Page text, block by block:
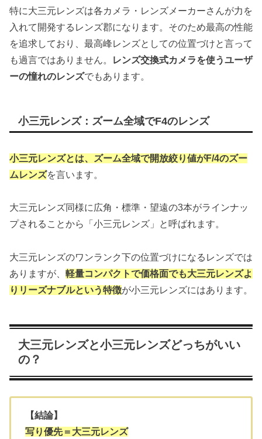
特に大三元レンズは各カメラ・レンズメーカーさんが力を
入れて開発するレンズ郡になります。そのため最高の性能
を追求しており、最高峰レンズとしての位置づけと言って
も過言ではありません。
レンズ交換式カメラを使うユーザ
ーの憧れのレンズでもあります。
小三元レンズ：ズーム全域でF4のレンズ
小三元レンズとは、ズーム全域で開放絞り値がF/4のズー
ムレンズを言います。
大三元レンズ同様に広角・標準・望遠の3本がラインナッ
プされることから「小三元レンズ」と呼ばれます。
大三元レンズのワンランク下の位置づけになるレンズでは
ありますが、 軽量コンパクトで価格面でも大三元レンズよ
りリーズナブルという特徴が小三元レンズにはあります。
大三元レンズと小三元レンズどっちがいい
の？
【結論】
写り優先＝大三元レンズ